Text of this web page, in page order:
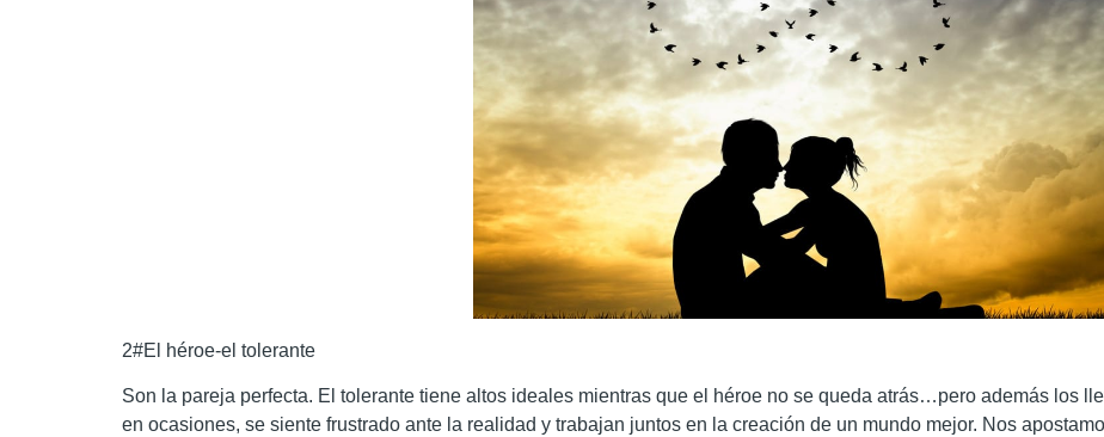
2#El héroe-el tolerante
Son la pareja perfecta. El tolerante tiene altos ideales mientras que el héroe no se queda atrás…pero además los
en ocasiones, se siente frustrado ante la realidad y trabajan juntos en la creación de un mundo mejor. Nos